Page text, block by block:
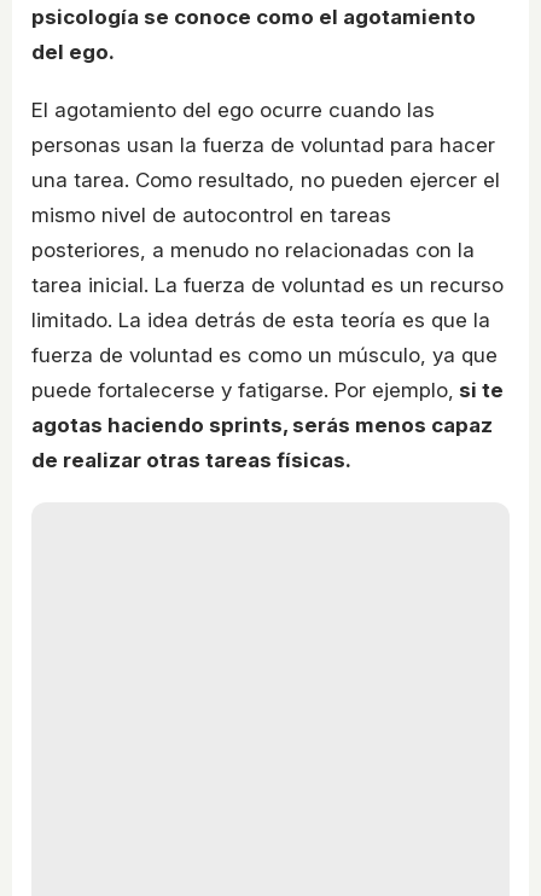
psicología se conoce como el agotamiento
del ego.
El agotamiento del ego ocurre cuando las
personas usan la fuerza de voluntad para hacer
una tarea. Como resultado, no pueden ejercer el
mismo nivel de autocontrol en tareas
posteriores, a menudo no relacionadas con la
tarea inicial. La fuerza de voluntad es un recurso
limitado. La idea detrás de esta teoría es que la
fuerza de voluntad es como un músculo, ya que
puede fortalecerse y fatigarse. Por ejemplo, si te
agotas haciendo sprints, serás menos capaz
de realizar otras tareas físicas.